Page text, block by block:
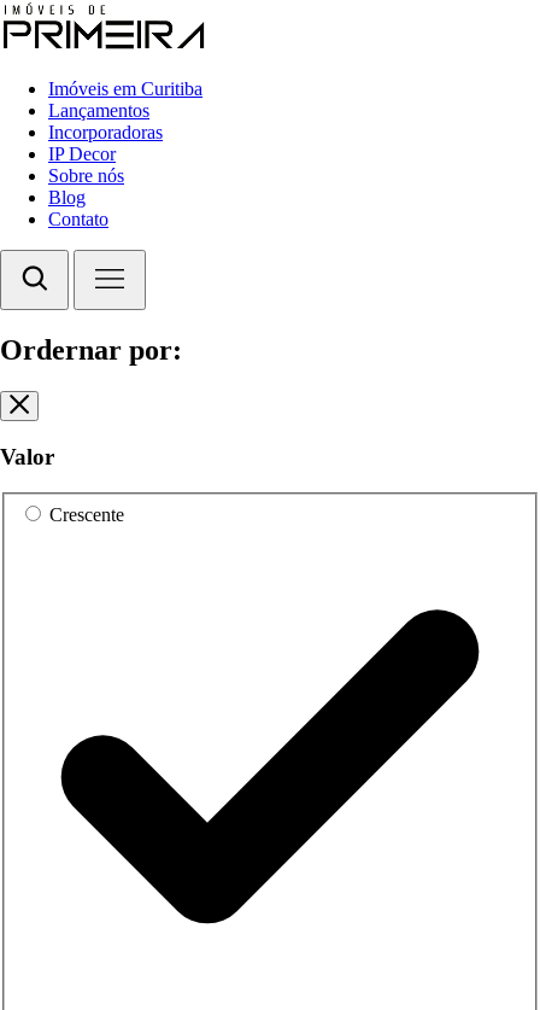
Imóveis em Curitiba
Lançamentos
Incorporadoras
IP Decor
Sobre nós
Blog
Contato
Ordernar por:
Valor
Crescente